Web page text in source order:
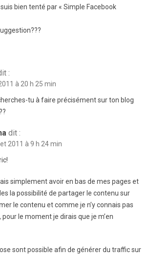
bien tenté par « Simple Facebook
:
à 20 h 25 min
tu à faire précisément sur ton blog
dit :
2011 à 9 h 24 min
simplement avoir en bas de mes pages et
la possibilité de partager le contenu sur
le contenu et comme je n’y connais pas
pour le moment je dirais que je m’en
sont possible afin de générer du traffic sur